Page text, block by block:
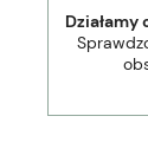
Działamy